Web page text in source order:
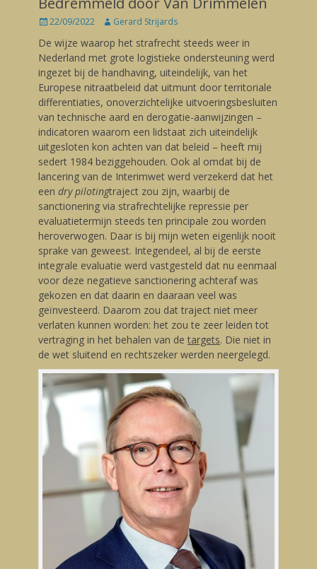
Posted
22/09/2022 Author
Gerard Strijards
De wijze waarop het strafrecht steeds weer in
Nederland met grote logistieke ondersteuning werd
ingezet bij de handhaving, uiteindelijk, van het
Europese nitraatbeleid dat uitmunt door territoriale
differentiaties, onoverzichtelijke uitvoeringsbesluiten
van technische aard en derogatie-aanwijzingen –
indicatoren waarom een lidstaat zich uiteindelijk
uitgesloten kon achten van dat beleid – heeft mij
sedert 1984 beziggehouden. Ook al omdat bij de
lancering van de Interimwet werd verzekerd dat het
een dry pilotingtraject zou zijn, waarbij de
sanctionering via strafrechtelijke repressie per
evaluatietermijn steeds ten principale zou worden
heroverwogen. Daar is bij mijn weten eigenlijk nooit
sprake van geweest. Integendeel, al bij de eerste
integrale evaluatie werd vastgesteld dat nu eenmaal
voor deze negatieve sanctionering achteraf was
gekozen en dat daarin en daaraan veel was
geïnvesteerd. Daarom zou dat traject niet meer
verlaten kunnen worden: het zou te zeer leiden tot
vertraging in het behalen van de targets. Die niet in
de wet sluitend en rechtszeker werden neergelegd.